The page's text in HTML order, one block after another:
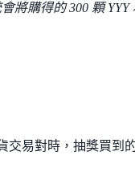
將購得的 300 顆 YYY
交易對時，抽獎買到